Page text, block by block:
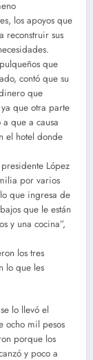
los apoyos que
reconstruir sus
que
contó que su
que
que otra parte
que a causa
el hotel donde
López
por varios
que ingresa de
que le están
y una cocina”,
los tres
lo que les
lo llevó el
ocho mil pesos
porque los
y poco a